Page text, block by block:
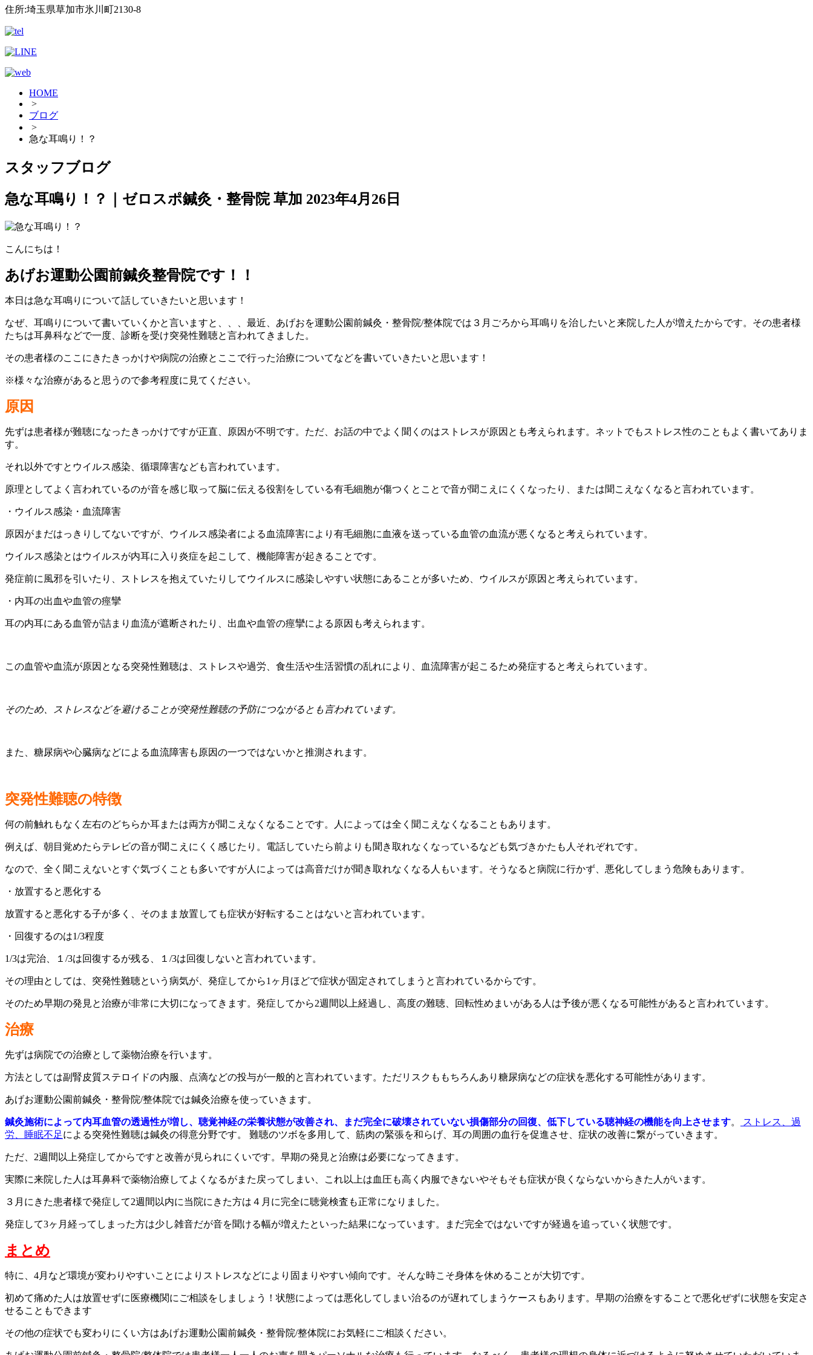
住所:埼玉県草加市氷川町2130-8
HOME
>
ブログ
>
急な耳鳴り！？
スタッフブログ
急な耳鳴り！？｜ゼロスポ鍼灸・整骨院 草加 2023年4月26日
こんにちは！
あげお運動公園前鍼灸整骨院です！！
本日は急な耳鳴りについて話していきたいと思います！
なぜ、耳鳴りについて書いていくかと言いますと、、、最近、あげおを運動公園前鍼灸・整骨院/整体院では３月ごろから耳鳴りを治したいと来院した人が増えたからです。その患者様
たちは耳鼻科などで一度、診断を受け突発性難聴と言われてきました。
その患者様のここにきたきっかけや病院の治療とここで行った治療についてなどを書いていきたいと思います！
※様々な治療があると思うので参考程度に見てください。
原因
先ずは患者様が難聴になったきっかけですが正直、原因が不明です。ただ、お話の中でよく聞くのはストレスが原因とも考えられます。ネットでもストレス性のこともよく書いてありま
す。
それ以外ですとウイルス感染、循環障害なども言われています。
原理としてよく言われているのが音を感じ取って脳に伝える役割をしている有毛細胞が傷つくとことで音が聞こえにくくなったり、または聞こえなくなると言われています。
・ウイルス感染・血流障害
原因がまだはっきりしてないですが、ウイルス感染者による血流障害により有毛細胞に血液を送っている血管の血流が悪くなると考えられています。
ウイルス感染とはウイルスが内耳に入り炎症を起こして、機能障害が起きることです。
発症前に風邪を引いたり、ストレスを抱えていたりしてウイルスに感染しやすい状態にあることが多いため、ウイルスが原因と考えられています。
・内耳の出血や血管の痙攣
耳の内耳にある血管が詰まり血流が遮断されたり、出血や血管の痙攣による原因も考えられます。
この血管や血流が原因となる突発性難聴は、ストレスや過労、食生活や生活習慣の乱れにより、血流障害が起こるため発症すると考えられています。
そのため、ストレスなどを避けることが突発性難聴の予防につながるとも言われています。
また、糖尿病や心臓病などによる血流障害も原因の一つではないかと推測されます。
突発性難聴の特徴
何の前触れもなく左右のどちらか耳または両方が聞こえなくなることです。人によっては全く聞こえなくなることもあります。
例えば、朝目覚めたらテレビの音が聞こえにくく感じたり。電話していたら前よりも聞き取れなくなっているなども気づきかたも人それぞれです。
なので、全く聞こえないとすぐ気づくことも多いですが人によっては高音だけが聞き取れなくなる人もいます。そうなると病院に行かず、悪化してしまう危険もあります。
・放置すると悪化する
放置すると悪化する子が多く、そのまま放置しても症状が好転することはないと言われています。
・回復するのは1/3程度
1/3は完治、１/3は回復するが残る、１/3は回復しないと言われています。
その理由としては、突発性難聴という病気が、発症してから1ヶ月ほどで症状が固定されてしまうと言われているからです。
そのため早期の発見と治療が非常に大切になってきます。発症してから2週間以上経過し、高度の難聴、回転性めまいがある人は予後が悪くなる可能性があると言われています。
治療
先ずは病院での治療として薬物治療を行います。
方法としては副腎皮質ステロイドの内服、点滴などの投与が一般的と言われています。ただリスクももちろんあり糖尿病などの症状を悪化する可能性があります。
あげお運動公園前鍼灸・整骨院/整体院では鍼灸治療を使っていきます。
鍼灸施術によって内耳血管の透過性が増し、聴覚神経の栄養状態が改善され、まだ完全に破壊されていない損傷部分の回復、低下している聴神経の機能を向上させます。
ストレス、過
労、睡眠不足による突発性難聴は鍼灸の得意分野です。 難聴のツボを多用して、筋肉の緊張を和らげ、耳の周囲の血行を促進させ、症状の改善に繋がっていきます。
ただ、2週間以上発症してからですと改善が見られにくいです。早期の発見と治療は必要になってきます。
実際に来院した人は耳鼻科で薬物治療してよくなるがまた戻ってしまい、これ以上は血圧も高く内服できないやそもそも症状が良くならないからきた人がいます。
３月にきた患者様で発症して2週間以内に当院にきた方は４月に完全に聴覚検査も正常になりました。
発症して3ヶ月経ってしまった方は少し雑音だが音を聞ける幅が増えたといった結果になっています。まだ完全ではないですが経過を追っていく状態です。
まとめ
特に、4月など環境が変わりやすいことによりストレスなどにより固まりやすい傾向です。そんな時こそ身体を休めることが大切です。
初めて痛めた人は放置せずに医療機関にご相談をしましょう！状態によっては悪化してしまい治るのが遅れてしまうケースもあります。早期の治療をすることで悪化ぜずに状態を安定さ
せることもできます
その他の症状でも変わりにくい方はあげお運動公園前鍼灸・整骨院/整体院にお気軽にご相談ください。